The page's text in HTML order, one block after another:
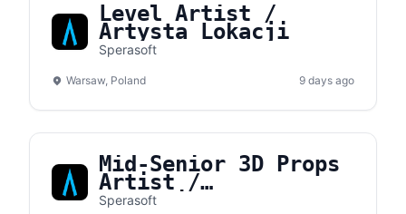
Level Artist /
Artysta Lokacji
Sperasoft
Warsaw, Poland 9 days ago
Mid-Senior 3D Props
Artist /
Samodzielny/Starszy
Sperasoft